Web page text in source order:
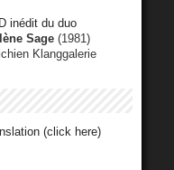
inédit du duo
Sage (1981)
Klanggalerie
(click here)